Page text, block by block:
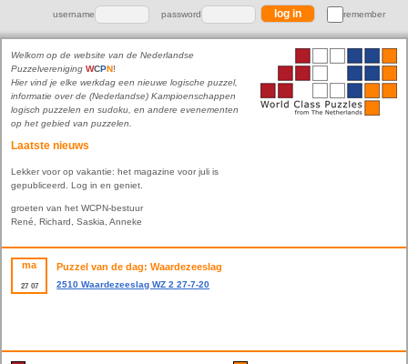
username password remember
Welkom op de website van de Nederlandse
Puzzelvereniging WCPN!
Hier vind je elke werkdag een nieuwe logische puzzel,
informatie over de (Nederlandse) Kampioenschappen
logisch puzzelen en sudoku, en andere evenementen
op het gebied van puzzelen.
Laatste nieuws
Lekker voor op vakantie: het magazine voor juli is
gepubliceerd. Log in en geniet.
groeten van het WCPN-bestuur
René, Richard, Saskia, Anneke
ma
27 07
Puzzel van de dag: Waardezeeslag
2510 Waardezeeslag WZ 2 27-7-20